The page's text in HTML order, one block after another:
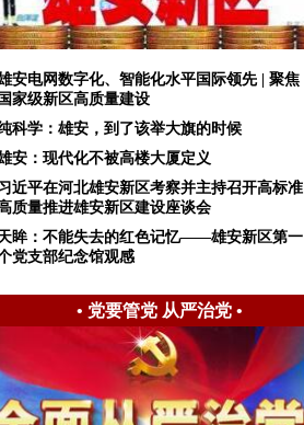
安电网数字化、智能化水平国际领先 | 聚焦
国家级新区高质量建设
科学：雄安，到了该举大旗的时候
安：现代化不被高楼大厦定义
近平在河北雄安新区考察并主持召开高标准
质量推进雄安新区建设座谈会
眸：不能失去的红色记忆——雄安新区第一
党支部纪念馆观感
• 党要管党 从严治党•